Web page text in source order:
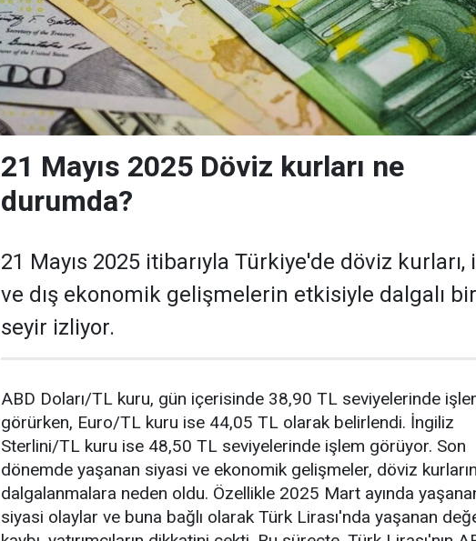
21 Mayıs 2025 Döviz kurları ne
durumda?
21 Mayıs 2025 itibarıyla Türkiye'de döviz kurları,
ve dış ekonomik gelişmelerin etkisiyle dalgalı bir
seyir izliyor.
ABD Doları/TL kuru, gün içerisinde 38,90 TL seviyelerinde
görürken, Euro/TL kuru ise 44,05 TL olarak belirlendi. İngiliz
Sterlini/TL kuru ise 48,50 TL seviyelerinde işlem görüyor. Son
dönemde yaşanan siyasi ve ekonomik gelişmeler, döviz
dalgalanmalara neden oldu. Özellikle 2025 Mart ayında
siyasi olaylar ve buna bağlı olarak Türk Lirası'nda yaşanan